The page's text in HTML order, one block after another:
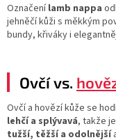
Označenílamb nappa
jehněčí kůži s měkkým
bundy, křiváky i
Ovčí vs.
Ovčí a hovězí kůže se
lehčí a splývavá, takže
tužší, těžší a odolnější